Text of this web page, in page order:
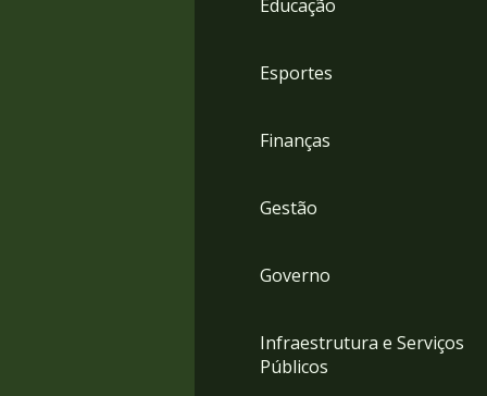
Educação
Esportes
Finanças
Gestão
Governo
Infraestrutura e Serviços
Públicos